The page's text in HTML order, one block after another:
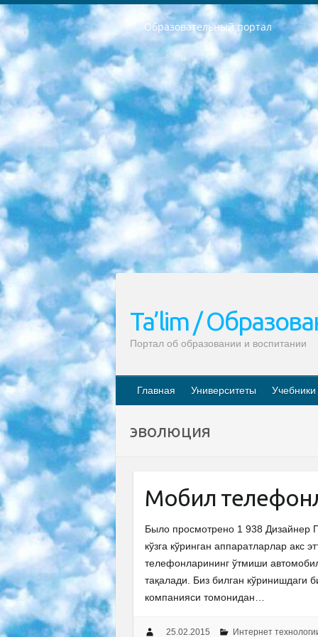
Образовательный портал
РЕСПУБЛИКА УЗБЕКИСТАН МИНИСТРЕРСТВО ДОШКОЛЬНОГО И ШКОЛЬНОГО ОБРАЗОВАНИЯ КОМАНДА в общеобразовательных учреждениях в 2023-2024 учебном году организация и проведение итоговой государственной аттестации обучающихся о Министра дошкольного и школьного образования Республики Узбекистан от 4 марта 2008 года (постановлением Минюста от 20 марта 2008 года № 1778 государственной регистрации) «Итоговое состояние учащихся общего среднего образования на основании положения об утверждении положения об аттестации общего среднего образования выпускной экзамен студентов в образовательных учреждениях в 2023-2024 учебном году В целях организации и прохождения аттестации приказываю: 1. Следующее: перечень предметов, по которым будет проводиться итоговая государственная аттестация и экзамен формы перевода согласно приложению 1; сертификаты международного образца, оценивающие уровень владения иностранными языками перечень согласно приложению 2; 2. Педагогический при специализированных образовательных учреждениях. научно-практический центр квалификации и международной оценки (Д.Давидова) 2024 г. До 25 марта: задания по предметам, по которым будет проводиться итоговая аттестация разработка и утверждение технических условий; итоговая аттестация на основании разработанного предметного задания разработка вопросов по предметам (устно и письменно), экзамен передача; общеобразовательные средние школы и специальные учебные заведения учащиеся выпускных классов школ и интернатов в агентской системе подготовка базы данных экзаменационных материалов и критериев оценки; перевод базы экзаменационных материалов на все языки обучения подать в Республиканский образовательный центр для изготовления; варианты экзаменов на основе разработанных контрольных материалов пусть будут поставлены задачи формирования. 3. Республиканский образовательный центр (Ш.Худайкулов) до 5 апреля 2024 года. до: база данных предоставленных экзаменационных материалов на все языки обучения перевод и экспертиза; для слепых, слабовидящих, глухих, слабослышащих и умственно отсталых детей учащиеся выпускных классов специализированных школ и школ-интернатов база данных экзаменационных материалов на всех преподаваемых языках подготовка критериев оценки; специализированные школы для умственно отсталых детей и технологии для учащихся выпускных классов школ-интернатов разработка соответствующих рекомендаций и критериев проведения ЕГЭ по естествознанию давать задания. 4. Педагогический при
Ta’lim /
Портал об образовании и воспитании
Главная Университеты Учебники
эволюция
Мобил
Было просмотрено 1 938 Дизайнер
кўзга кўринган аппаратларлар акс
телефонларининг ўтмиши
тақалади. Биз билган кўринишдаги
компанияси томонидан…
25.02.2015 Интернет